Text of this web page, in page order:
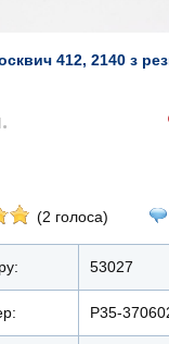
412, 2140 з
(2 голоса)
53027
Р35-